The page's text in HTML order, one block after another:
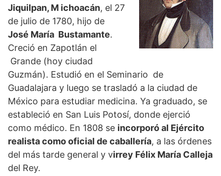
Jiquilpan, M ichoacán, el 27
de julio de 1780, hijo de
José María Bustamante.
Creció en Zapotlán el
Grande (hoy ciudad
Guzmán). Estudió en el Seminario de
Guadalajara y luego se trasladó a la ciudad de
México para estudiar medicina. Ya graduado, se
estableció en San Luis Potosí, donde ejerció
como médico. En 1808 se incorporó al Ejército
realista como oficial de caballería, a las órdenes
del más tarde general y virrey Félix María Calleja
del Rey.